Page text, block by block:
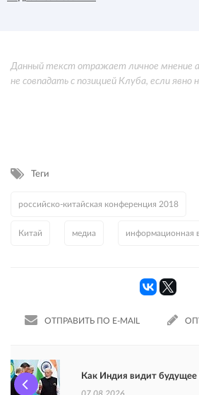
Данный текст отражает личное мнение
не совпадать с позицией Клуба, если явно
Теги
российско-китайская конференция 2018
Китай медиа информационная
ОТПРАВИТЬ ПО E-MAIL
Как Индия видит
07.08.2026